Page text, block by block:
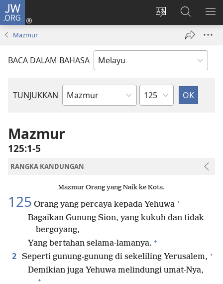
JW.ORG
Tukar
bahasa
web
Log
Masuk
baharu)
Cari
JW.ORG
Mazmur
BACA DALAM BAHASA
TUNJUKKAN
Buku
Bab
Mazmur
125:1-5
RANGKA KANDUNGAN
Mazmur Orang yang Naik ke Kota.
125 Orang yang percaya kepada Yehuwa +
Bagaikan Gunung Sion, yang kukuh dan tidak
bergoyang,
Yang bertahan selama-lamanya. +
2 Seperti gunung-gunung di sekeliling Yerusalem, +
Demikian juga Yehuwa melindungi umat-Nya,
+